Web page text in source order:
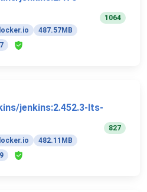
487.57MB
1064
jenkins:2.452.3-lts-
482.11MB
827